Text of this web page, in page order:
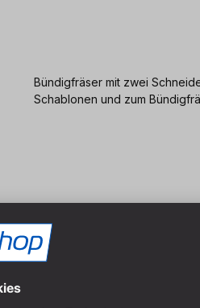
Bündigfräser mit zwei
Schablonen und zum